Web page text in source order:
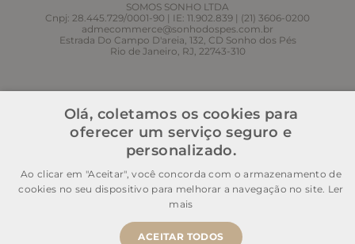
SOMOS SONHO LTDA
Cnpj: 28.445.729/0001-90 | IE: 11.902.839 | (21) 3606-0200
admecommerce@sonhodospes.com.br
Estrada Do Campo D'areia, 132, CD Sonho dos Pés
Rio de Janeiro, RJ, 22743-310
Olá, coletamos os cookies para
oferecer um serviço seguro e
personalizado.
Ao clicar em "Aceitar", você concorda com o armazenamento de
cookies no seu dispositivo para melhorar a navegação no site. Ler
mais
ACEITAR TODOS